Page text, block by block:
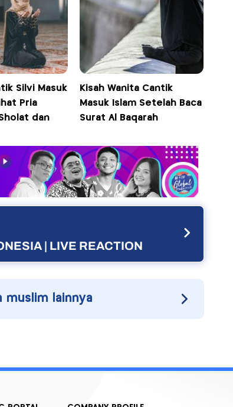
Silvi Masuk
Pria
dan
Kisah Wanita Cantik
Masuk Islam Setelah Baca
Surat Al Baqarah
| LIVE REACTION
muslim lainnya